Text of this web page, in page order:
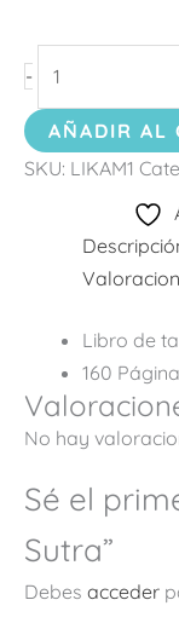
-
AÑADIR AL
SKU: LIKAM1
Libro de
160
No hay
Sé el
Sutra”
Debes acceder